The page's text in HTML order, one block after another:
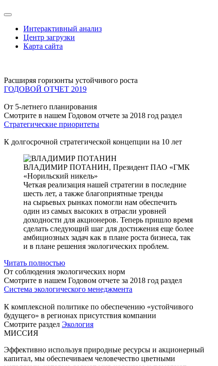
Интерактивный анализ
Центр загрузки
Карта сайта
Расширяя горизонты устойчивого роста
ГОДОВОЙ ОТЧЕТ 2019
От 5-летнего планирования
Смотрите в нашем Годовом отчете за 2018 год раздел
Стратегические приоритеты
К долгосрочной стратегической концепции на 10 лет
ВЛАДИМИР ПОТАНИН, Президент ПАО «ГМК
«Норильский никель»
Четкая реализация нашей стратегии в последние
шесть лет, а также благоприятные тренды
на сырьевых рынках помогли нам обеспечить
один из самых высоких в отрасли уровней
доходности для акционеров. Теперь пришло время
сделать следующий шаг для достижения еще более
амбициозных задач как в плане роста бизнеса, так
и в плане решения экологических проблем.
Читать полностью
От соблюдения экологических норм
Смотрите в нашем Годовом отчете за 2018 год раздел
Система экологического менеджмента
К комплексной политике по обеспечению «устойчивого
будущего» в регионах присутствия компании
Смотрите раздел Экология
МИССИЯ
Эффективно используя природные ресурсы и акционерный
капитал, мы обеспечиваем человечество цветными